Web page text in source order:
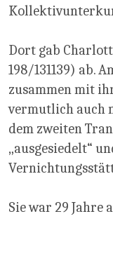
Dort gab
198/131139) ab.
zusammen mit
vermutlich auch
dem zweiten
„ausgesiedelt“
Sie war 29 Jahre